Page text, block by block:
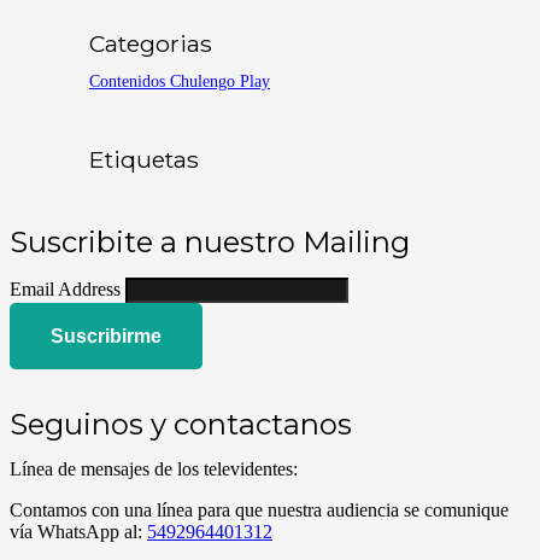
Categorias
Contenidos Chulengo Play
Etiquetas
Suscribite a nuestro Mailing
Email Address
Suscribirme
Seguinos y contactanos
Línea de mensajes de los televidentes:
Contamos con una línea para que nuestra audiencia se comunique
vía WhatsApp al: 5492964401312